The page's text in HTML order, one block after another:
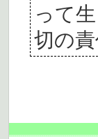
って
切の